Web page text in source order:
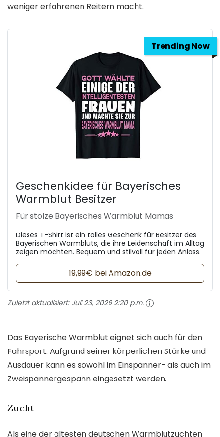
weniger erfahrenen Reitern macht.
Trending Now
Geschenkidee für Bayerisches
Warmblut Besitzer
Für stolze Bayerisches Warmblut Mamas
Dieses T-Shirt ist ein tolles Geschenk für Besitzer des
Bayerischen Warmbluts, die ihre Leidenschaft im Alltag
zeigen möchten. Bequem und stilvoll für jeden Anlass.
19,99€ bei Amazon.de
Zuletzt aktualisiert: Juli 23, 2026 2:20 p.m.
Das Bayerische Warmblut eignet sich auch für den
Fahrsport. Aufgrund seiner körperlichen Stärke und
Ausdauer kann es sowohl im Einspänner- als auch im
Zweispännergespann eingesetzt werden.
Zucht
Als eine der ältesten deutschen Warmblutzuchten